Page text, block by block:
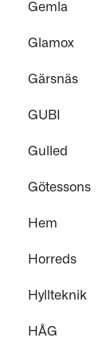
Gemla
Glamox
Gärsnäs
GUBI
Gulled
Götessons
Hem
Horreds
Hyllteknik
HÅG